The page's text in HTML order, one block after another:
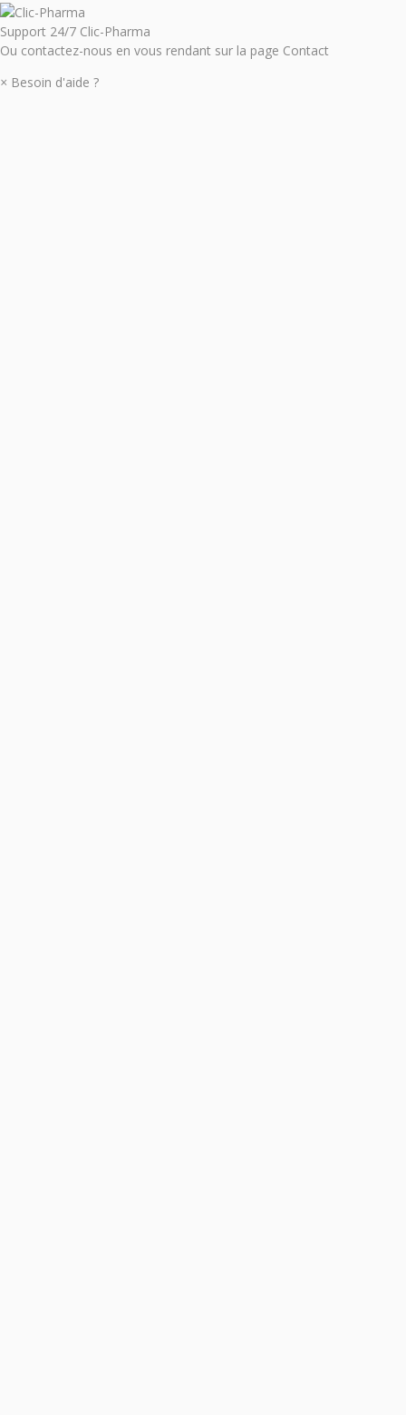
Support 24/7 Clic-Pharma
Ou contactez-nous en vous rendant sur la page Contact
× Besoin d'aide ?